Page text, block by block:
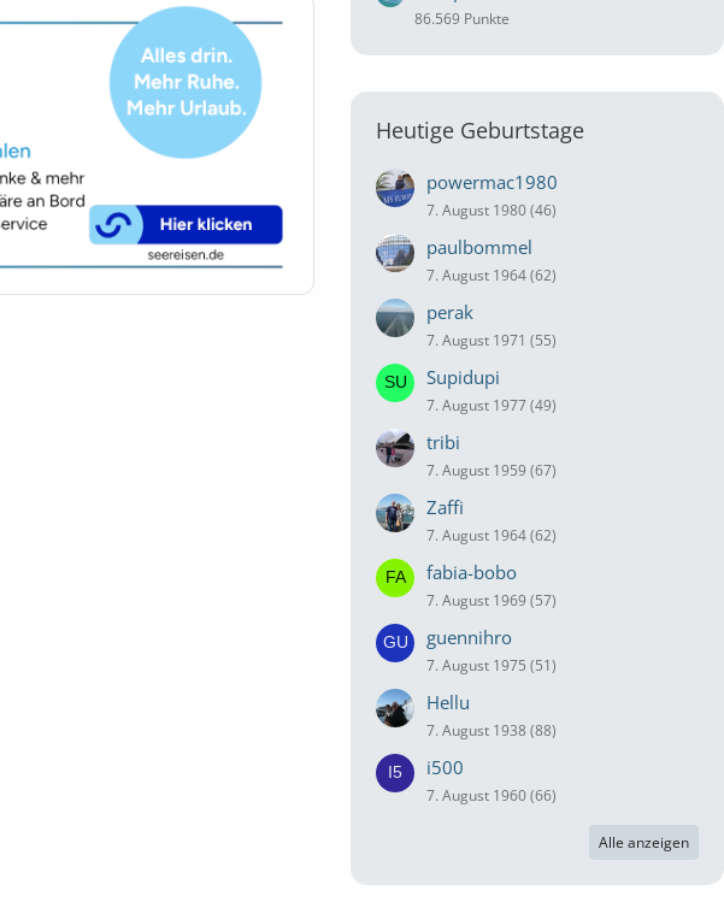
86.569 Punkte
Heutige Geburtstage
powermac1980
7. August 1980 (46)
paulbommel
7. August 1964 (62)
perak
7. August 1971 (55)
Supidupi
7. August 1977 (49)
tribi
7. August 1959 (67)
Zaffi
7. August 1964 (62)
fabia-bobo
7. August 1969 (57)
guennihro
7. August 1975 (51)
Hellu
7. August 1938 (88)
i500
7. August 1960 (66)
Alle anzeigen